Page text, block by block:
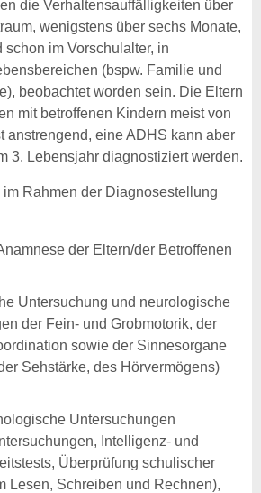
die Verhaltensauffälligkeiten über
wenigstens über sechs Monate,
im Vorschulalter, in
(bspw. Familie und
beobachtet worden sein. Die Eltern
mit betroffenen Kindern meist von
anstrengend, eine ADHS kann aber
3. Lebensjahr diagnostiziert werden.
Rahmen der Diagnosestellung
der Eltern/der Betroffenen
Untersuchung und neurologische
der Fein- und Grobmotorik, der
sowie der Sinnesorgane
Sehstärke, des Hörvermögens)
Untersuchungen
Intelligenz- und
Überprüfung schulischer
Lesen, Schreiben und Rechnen),